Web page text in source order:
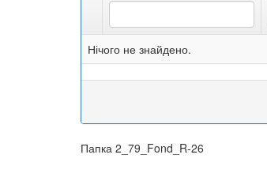
Нічого не знайдено.
Папка 2_79_Fond_R-26